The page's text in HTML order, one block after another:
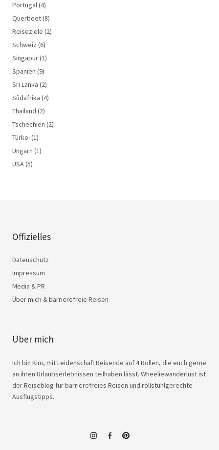
Portugal(4)
Querbeet(8)
Reiseziele (2)
Schweiz (6)
Singapur(1)
Spanien (9)
Sri Lanka (2)
Südafrika (4)
Thailand (2)
Tschechien (2)
Türkei (1)
Ungarn (1)
USA(5)
Offizielles
Datenschutz
Impressum
Media & PR
Über mich & barrierefreie Reisen
Über mich
Ich bin Kim, mit Leidenschaft Reisende auf 4 Rollen, die euch gerne
an ihren Urlaubserlebnissen teilhaben lässt. Wheeliewanderlust ist
der Reiseblog für barrierefreies Reisen und rollstuhlgerechte
Ausflugstipps.